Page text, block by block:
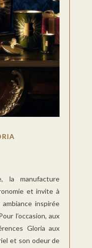
la manufacture
et invite à
inspirée
l’occasion, aux
Gloria aux
et son odeur de